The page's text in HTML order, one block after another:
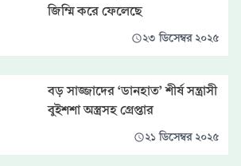
জিম্মি করে ফেলেছে
২৩ ডিসেম্বর ২০২৫
বড় সাজ্জাদের ‘ডানহাত’ শীর্ষ সন্ত্রাসী
বুইশশা অস্ত্রসহ গ্রেপ্তার
২১ ডিসেম্বর ২০২৫